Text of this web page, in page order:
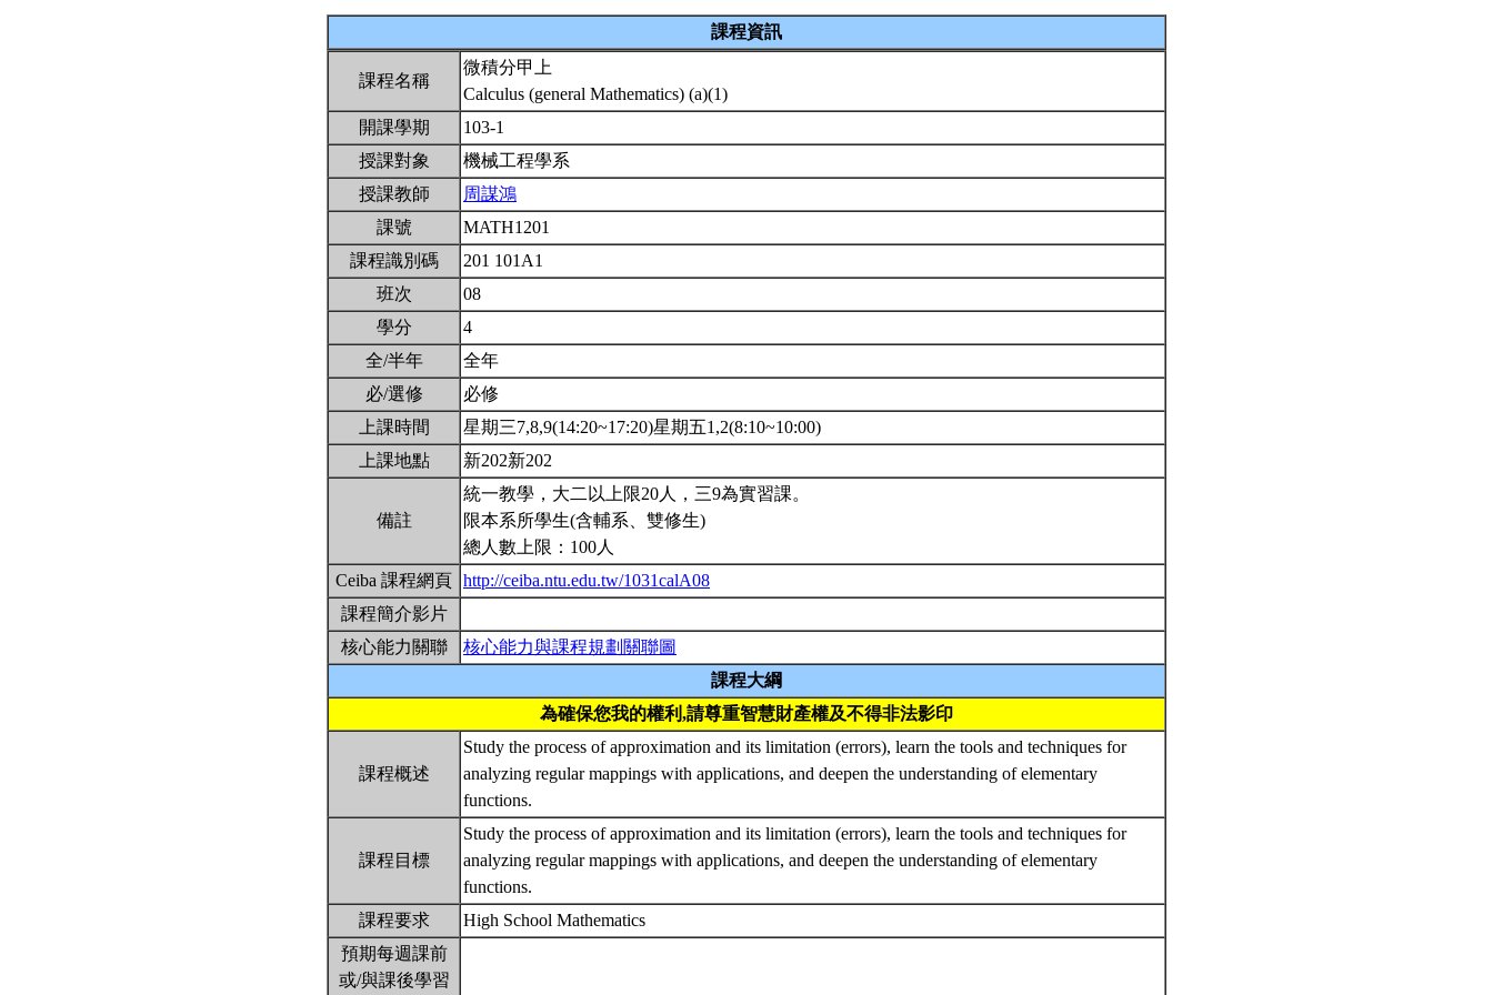
課程資訊
課程名稱
微積分甲上
Calculus (general Mathematics) (a)(1)
開課學期
103-1
授課對象
機械工程學系
授課教師
周謀鴻
課號
MATH1201
課程識別碼
201 101A1
班次
08
學分
4
全/半年
全年
必/選修
必修
上課時間
星期三7,8,9(14:20~17:20)星期五1,2(8:10~10:00)
上課地點
新202新202
備註
統一教學，大二以上限20人，三9為實習課。
限本系所學生(含輔系、雙修生)
總人數上限：100人
Ceiba 課程網頁 http://ceiba.ntu.edu.tw/1031calA08
課程簡介影片
核心能力關聯
核心能力與課程規劃關聯圖
課程大綱
為確保您我的權利,請尊重智慧財產權及不得非法影印
課程概述
Study the process of approximation and its limitation (errors), learn the tools and techniques for
analyzing regular mappings with applications, and deepen the understanding of elementary
functions.
課程目標
Study the process of approximation and its limitation (errors), learn the tools and techniques for
analyzing regular mappings with applications, and deepen the understanding of elementary
functions.
課程要求
High School Mathematics
預期每週課前
或/與課後學習